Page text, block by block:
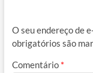
O seu endereço de
obrigatórios são
Comentário *